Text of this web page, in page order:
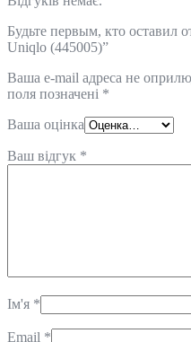
Будьте первым, кто
Uniqlo (445005)”
Ваша e-mail адреса не
поля позначені *
Ваша оцінка
Ваш відгук *
Ім'я *
Email *